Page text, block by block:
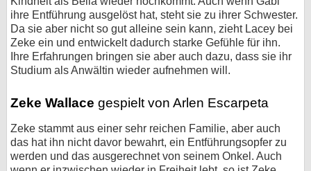
ihre Entführung ausgelöst hat, steht sie zu ihrer Schwester.
Da sie aber nicht so gut alleine sein kann, zieht Lacey bei
Zeke ein und entwickelt dadurch starke Gefühle für ihn.
Ihre Erfahrungen bringen sie aber auch dazu, dass sie ihr
Studium als Anwältin wieder aufnehmen will.
Zeke Wallace gespielt von Arlen Escarpeta
Zeke stammt aus einer sehr reichen Familie, aber auch
das hat ihn nicht davor bewahrt, ein Entführungsopfer zu
werden und das ausgerechnet von seinem Onkel. Auch